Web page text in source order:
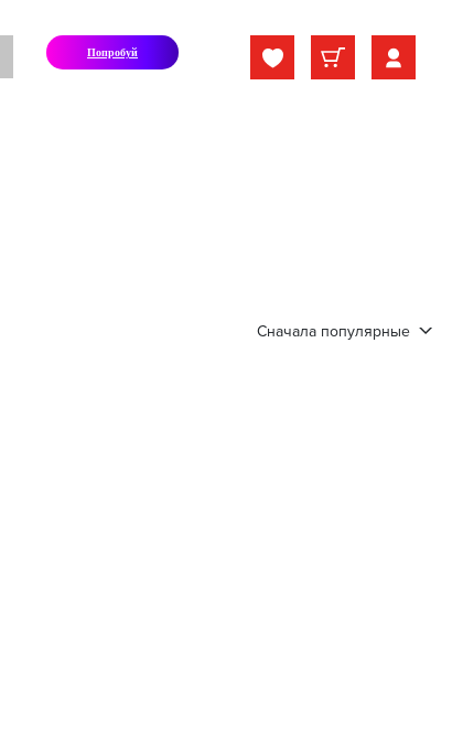
Попробуй
Сначала популярные